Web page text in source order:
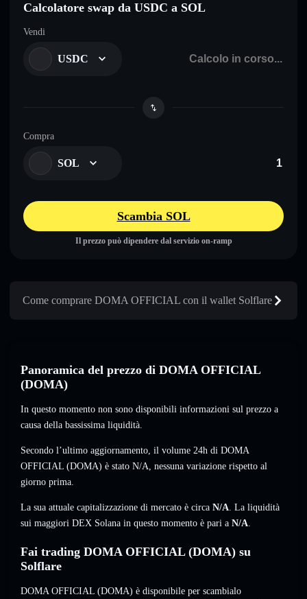
Calcolatore swap da USDC a SOL
Vendi
USDC
Compra
SOL
Scambia SOL
Il prezzo può dipendere dal servizio on-ramp
Come comprare DOMA OFFICIAL con il wallet Solflare
Panoramica del prezzo di DOMA OFFICIAL
(DOMA)
In questo momento non sono disponibili informazioni sul prezzo a
causa della bassissima liquidità.
Secondo l’ultimo aggiornamento, il volume 24h di DOMA
OFFICIAL (DOMA) è stato N/A, nessuna variazione rispetto al
giorno prima.
La sua attuale capitalizzazione di mercato è circa N/A. La liquidità
sui maggiori DEX Solana in questo momento è pari a N/A.
Fai trading DOMA OFFICIAL (DOMA) su
Solflare
DOMA OFFICIAL (DOMA) è disponibile per scambialo